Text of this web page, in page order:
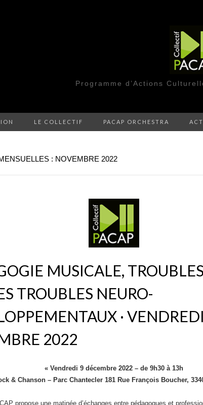
Programme d’Actions
LE COLLECTIF PACAP ORCHESTRA
: NOVEMBRE 2022
MUSICALE,
TROUBLES NEURO-
·
2022
« Vendredi 9 décembre 2022 – de 9h30 à 13h
& Chanson – Parc Chantecler 181 Rue François Boucher,
propose une matinée d’échanges entre pédagogues et